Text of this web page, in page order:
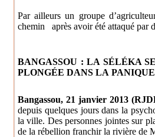
Par ailleurs un groupe
chemin après avoir été attaqué par
BANGASSOU : LA SÉLÉKA
PLONGÉE DANS LA PANIQUE
Bangassou, 21 janvier 2013
depuis quelques jours dans la
la ville. Des personnes jointes sur
de la rébellion franchir la rivière de